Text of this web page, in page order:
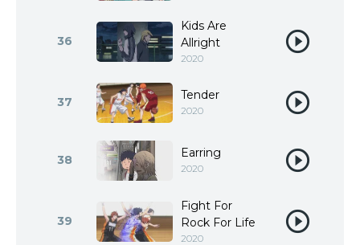
36
Kids Are
Allright
2020
37 Tender
2020
38 Earring
2020
39
Fight For
Rock For Life
2020